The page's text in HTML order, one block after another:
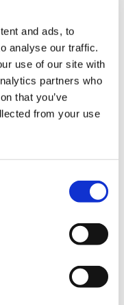
and ads, to
analyse our traffic.
use of our site with
partners who
that you’ve
from your use
altid påpasselige
sortimenter. En
i Frankrig
er et marked for et
bilmodeller, hvor
som et gør-det-
består af to dele. Et
20 gasfjedre i alt –
til at
ses i øvrigt en
udskiftes.